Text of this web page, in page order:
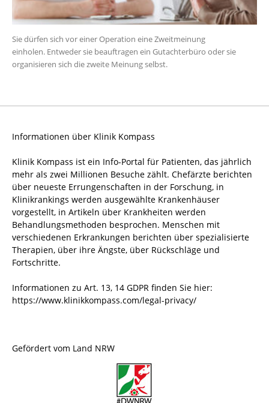
Sie dürfen sich vor einer Operation eine Zweitmeinung
einholen. Entweder sie beauftragen ein Gutachterbüro oder sie
organisieren sich die zweite Meinung selbst.
Informationen über Klinik Kompass
Klinik Kompass ist ein Info-Portal für Patienten, das jährlich
mehr als zwei Millionen Besuche zählt. Chefärzte berichten
über neueste Errungenschaften in der Forschung, in
Klinikrankings werden ausgewählte Krankenhäuser
vorgestellt, in Artikeln über Krankheiten werden
Behandlungsmethoden besprochen. Menschen mit
verschiedenen Erkrankungen berichten über spezialisierte
Therapien, über ihre Ängste, über Rückschläge und
Fortschritte.
Informationen zu Art. 13, 14 GDPR finden Sie hier:
https://www.klinikkompass.com/legal-privacy/
Gefördert vom Land NRW